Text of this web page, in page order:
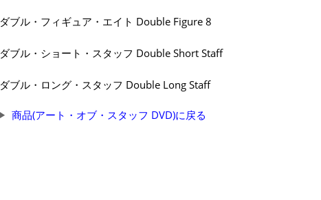
ダブル・フィギュア・エイト Double Figure 8
ダブル・ショート・スタッフ Double Short Staff
ダブル・ロング・スタッフ Double Long Staff
商品(アート・オブ・スタッフ DVD)に戻る